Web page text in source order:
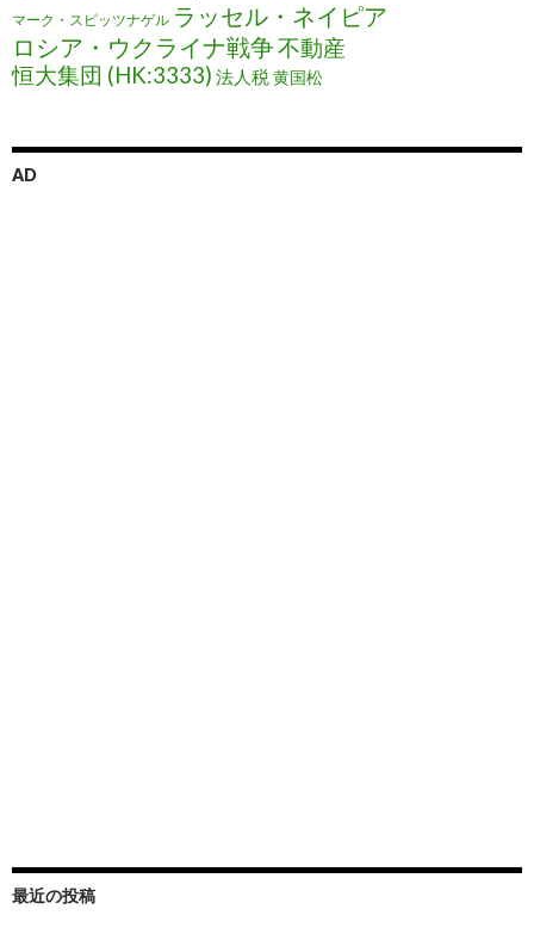
マーク・スピッツナゲル ラッセル・ネイピア
ロシア・ウクライナ戦争不動産
恒大集団 (HK:3333) 法人税黄国松
AD
最近の投稿